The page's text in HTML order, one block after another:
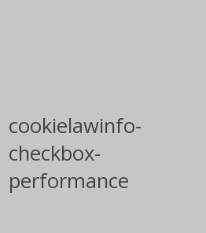
cookielawinfo-
checkbox-
performance